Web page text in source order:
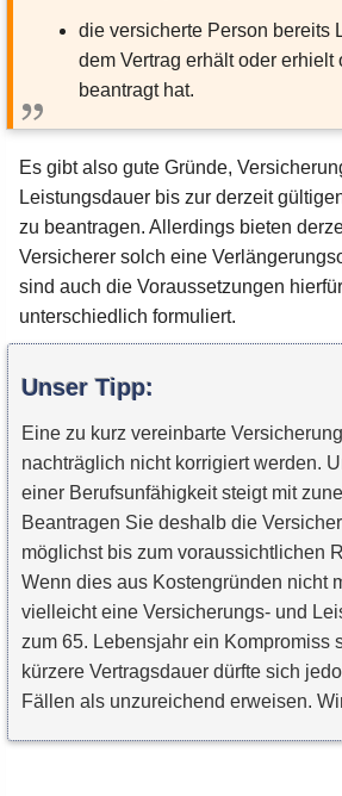
die versicherte Person bereits
dem Vertrag erhält oder erhielt
beantragt hat.
Es gibt also gute Gründe,
Leistungsdauer bis zur derzeit
zu beantragen. Allerdings bieten
Versicherer solch eine
sind auch die Voraussetzungen
unterschiedlich formuliert.
Unser Tipp:
Eine zu kurz vereinbarte
nachträglich nicht korrigiert werden.
einer Berufsunfähigkeit steigt mit
Beantragen Sie deshalb die
möglichst bis zum voraussichtlichen
Wenn dies aus Kostengründen nicht
vielleicht eine Versicherungs- und
zum 65. Lebensjahr ein Kompromiss
kürzere Vertragsdauer dürfte sich
Fällen als unzureichend erweisen.